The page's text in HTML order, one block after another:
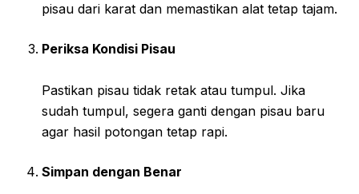
pisau dari karat dan memastikan alat tetap tajam.
Periksa Kondisi Pisau
Pastikan pisau tidak retak atau tumpul. Jika
sudah tumpul, segera ganti dengan pisau baru
agar hasil potongan tetap rapi.
Simpan dengan Benar